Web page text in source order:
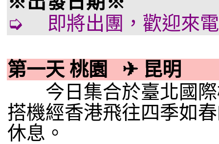
➭ 即將出團，歡迎來電
第一天 桃園 ✈ 昆明
今日集合於臺北國際
搭機經香港飛往四季如
休息。